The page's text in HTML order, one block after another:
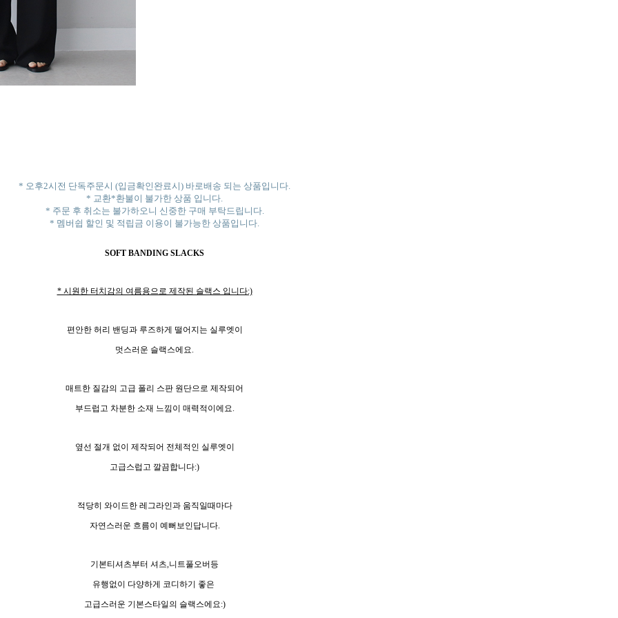
* 오후2시전 단독주문시 (입금확인완료시) 바로배송 되는 상품입니다.
* 교환*환불이 불가한 상품 입니다.
* 주문 후 취소는 불가하오니 신중한 구매 부탁드립니다.
* 멤버쉽 할인 및 적립금 이용이 불가능한 상품입니다.
SOFT BANDING SLACKS
* 시원한 터치감의 여름용으로 제작된 슬랙스 입니다:)
편안한 허리 밴딩과 루즈하게 떨어지는 실루엣이
멋스러운 슬랙스에요.
매트한 질감의 고급 폴리 스판 원단으로 제작되어
부드럽고 차분한 소재 느낌이 매력적이에요.
옆선 절개 없이 제작되어 전체적인 실루엣이
고급스럽고 깔끔합니다:)
적당히 와이드한 레그라인과 움직일때마다
자연스러운 흐름이 예뻐보인답니다.
기본티셔츠부터 셔츠,니트풀오버등
유행없이 다양하게 코디하기 좋은
고급스러운 기본스타일의 슬랙스에요:)